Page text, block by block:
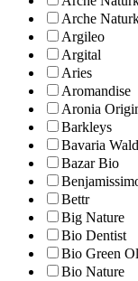
Arche
Argileo
Argital
Aries
Aromandise
Aronia
Barkleys
Bavaria
Bazar Bio
Bettr
Big Nature
Bio Dentist
Bio Green
Bio Nature